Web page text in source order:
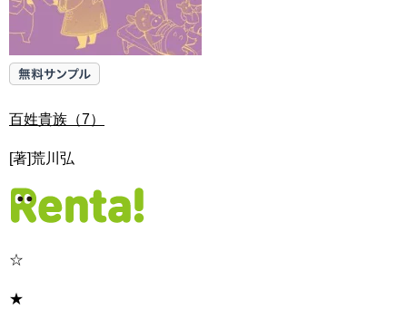
百姓貴族（7）
[著]荒川弘
☆
★